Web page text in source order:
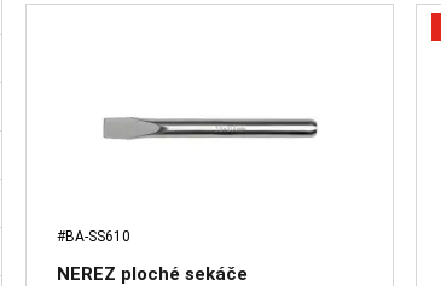
#BA-SS610
NEREZ ploché sekáče